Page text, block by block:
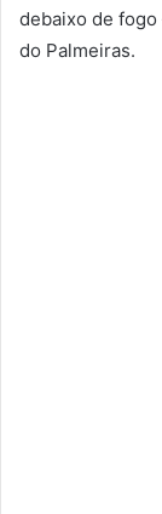
debaixo de fogo
do Palmeiras.